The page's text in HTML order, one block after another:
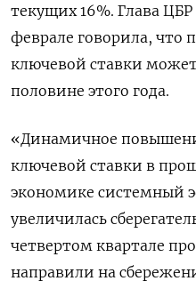
текущих 16%. Глава
феврале говорила, что
ключевой ставки
половине этого года.
«Динамичное
ключевой ставки в
экономике системный
увеличилась
четвертом квартале
направили на